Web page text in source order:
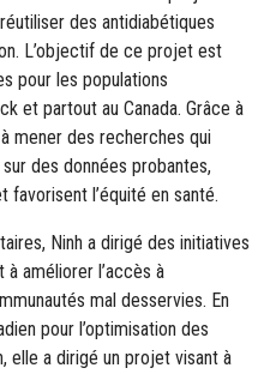
des antidiabétiques
L’objectif de ce projet est
pour les populations
et partout au Canada. Grâce à
mener des recherches qui
des données probantes,
l’équité en santé.
Ninh a dirigé des initiatives
à améliorer l’accès à
mal desservies. En
pour l’optimisation des
elle a dirigé un projet visant à